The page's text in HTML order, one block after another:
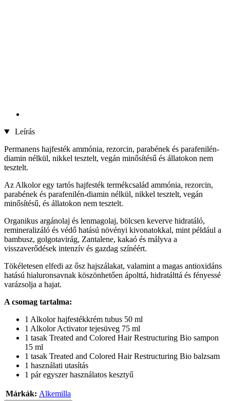
Leírás
Permanens hajfesték ammónia, rezorcin, parabének és parafenilén-
diamin nélkül, nikkel tesztelt, vegán minősítésű és állatokon nem
tesztelt.
Az Alkolor egy tartós hajfesték termékcsalád ammónia, rezorcin,
parabének és parafenilén-diamin nélkül, nikkel tesztelt, vegán
minősítésű, és állatokon nem tesztelt.
Organikus argánolaj és lenmagolaj, bölcsen keverve hidratáló,
remineralizáló és védő hatású növényi kivonatokkal, mint például a
bambusz, golgotavirág, Zantalene, kakaó és mályva a
visszaverődések intenzív és gazdag színéért.
Tökéletesen elfedi az ősz hajszálakat, valamint a magas antioxidáns
hatású hialuronsavnak köszönhetően ápolttá, hidratálttá és fényessé
varázsolja a hajat.
A csomag tartalma:
1 Alkolor hajfestékkrém tubus 50 ml
1 Alkolor Activator tejesüveg 75 ml
1 tasak Treated and Colored Hair Restructuring Bio sampon
15 ml
1 tasak Treated and Colored Hair Restructuring Bio balzsam
1 használati utasítás
1 pár egyszer használatos kesztyű
Márkák: Alkemilla